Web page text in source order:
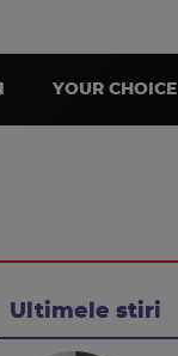
YOUR CHOICE
Ultimele stiri